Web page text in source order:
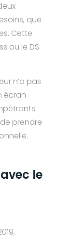
que
Cette
ou le DS
n’a pas
écran
prendre
le